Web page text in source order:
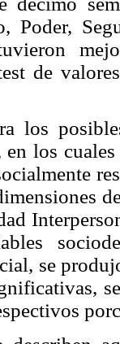
Poder,
de
los
los
se